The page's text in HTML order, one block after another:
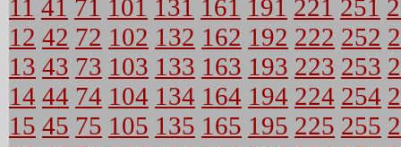
11 41 71 101 131 161 191 221 251
12 42 72 102 132 162 192 222 252
13 43 73 103 133 163 193 223 253
14 44 74 104 134 164 194 224 254
15 45 75 105 135 165 195 225 255